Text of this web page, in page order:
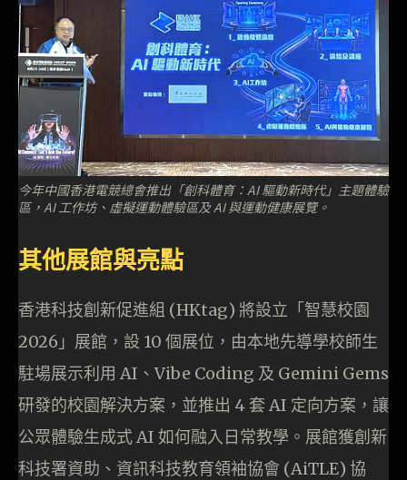
今年中國香港電競總會推出「創科體育：AI 驅動新時代」主題體驗
區，AI 工作坊、虛擬運動體驗區及 AI 與運動健康展覽。
其他展館與亮點
香港科技創新促進組 (HKtag) 將設立「智慧校園
2026」展館，設 10 個展位，由本地先導學校師生
駐場展示利用 AI、Vibe Coding 及 Gemini Gems
研發的校園解決方案，並推出 4 套 AI 定向方案，讓
公眾體驗生成式 AI 如何融入日常教學。展館獲創新
科技署資助、資訊科技教育領袖協會 (AiTLE) 協